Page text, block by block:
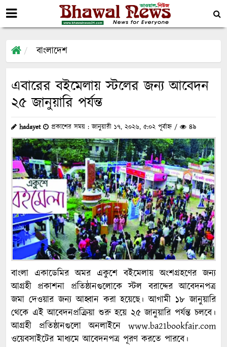
বাংলাদেশ
এবারের বইমেলায় স্টলের জন্য আবেদন
২৫ জানুয়ারি পর্যন্ত
hadayet প্রকাশের সময় : জানুয়ারী ১৭, ২০২৬, ৫:০২ পূর্বাহ্ন / ৪৯
বাংলা একাডেমির অমর একুশে বইমেলায় অংশগ্রহণের জন্য
আগ্রহী প্রকাশনা প্রতিষ্ঠানগুলোকে স্টল বরাদ্দের আবেদনপত্র
জমা দেওয়ার জন্য আহ্বান করা হয়েছে। আগামী ১৮ জানুয়ারি
থেকে এই আবেদনপ্রক্রিয়া শুরু হয়ে ২৫ জানুয়ারি পর্যন্ত চলবে।
আগ্রহী প্রতিষ্ঠানগুলো অনলাইনে www.ba21bookfair.com
ওয়েবসাইটের মাধ্যমে আবেদনপত্র পূরণ করতে পারবে।